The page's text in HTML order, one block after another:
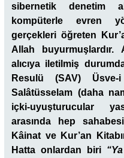
sibernetik denetim
kompüterle evren
gerçekleri öğreten
Allah buyurmuşlardır.
alıcıya iletilmiş
Resulü (SAV)
Salâtüsselam (daha
içki-uyuşturucular
arasında hep
Kâinat ve Kur’an
Hatta onlardan biri